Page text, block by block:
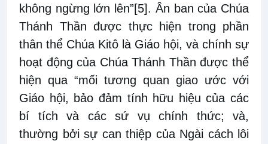
không ngừng lớn lên”[5]. Ân ban của Chúa
Thánh Thần được thực hiện trong phần
thân thể Chúa Kitô là Giáo hội, và chính sự
hoạt động của Chúa Thánh Thần được thể
hiện qua “mối tương quan giao ước với
Giáo hội, bảo đảm tính hữu hiệu của các
bí tích và các sứ vụ chính thức; và,
thường bởi sự can thiệp của Ngài cách lôi